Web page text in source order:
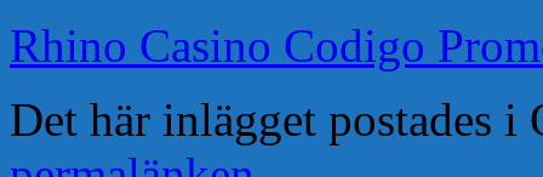
Rhino Casino Codigo
Det här inlägget postades i